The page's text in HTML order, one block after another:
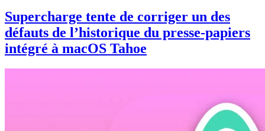
Supercharge tente de corriger un des
défauts de l’historique du presse-papiers
intégré à macOS Tahoe